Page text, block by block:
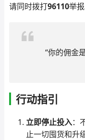
请同时拨打96110举报
“你的佣金
行动指引
立即停止投入：
止一切囤货和升级